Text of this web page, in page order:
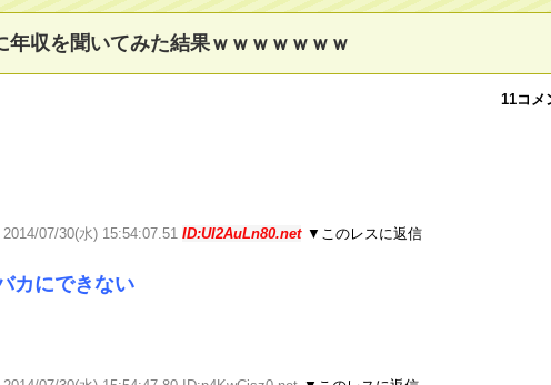
年収を聞いてみた結果ｗｗｗｗｗｗｗ
11コメ
2014/07/30(水) 15:54:07.51 ID:UI2AuLn80.net ▼このレスに返信
カにできない